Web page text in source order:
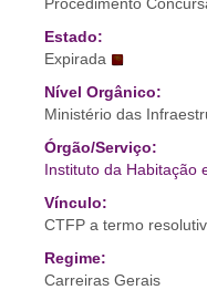
Estado:
Expirada
Nível Orgânico:
Ministério das
Órgão/Serviço:
Instituto da Habitação
Vínculo:
CTFP a termo
Regime:
Carreiras Gerais